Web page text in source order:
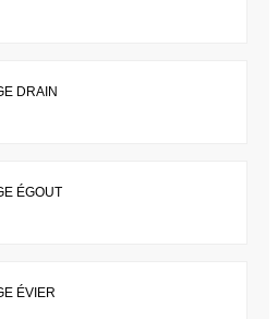
DRAIN
ÉGOUT
ÉVIER